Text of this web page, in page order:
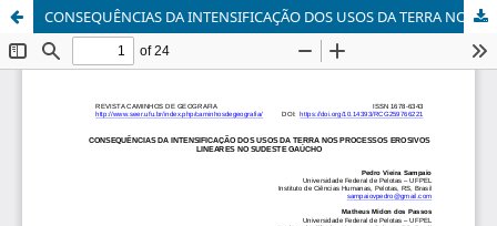
CONSEQUÊNCIAS DA INTENSIFICAÇÃO DOS USOS DA TERRA NOS PROCESSOS EROSIVOS LINEARES NO SUDESTE GAÚCHO